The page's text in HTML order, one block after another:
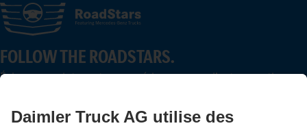
FOLLOW THE ROADSTARS.
Échangez maintenant vos expériences avec d’autres routiers